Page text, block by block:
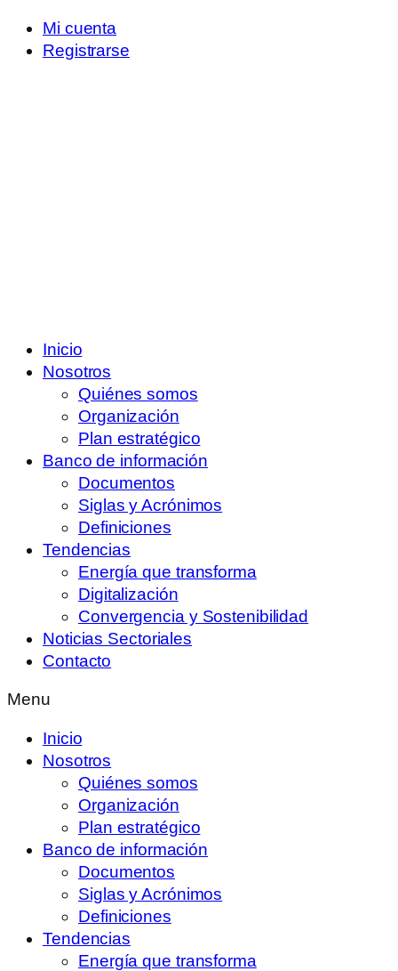
Mi cuenta
Registrarse
Inicio
Nosotros
Quiénes somos
Organización
Plan estratégico
Banco de información
Documentos
Siglas y Acrónimos
Definiciones
Tendencias
Energía que transforma
Digitalización
Convergencia y Sostenibilidad
Noticias Sectoriales
Contacto
Menu
Inicio
Nosotros
Quiénes somos
Organización
Plan estratégico
Banco de información
Documentos
Siglas y Acrónimos
Definiciones
Tendencias
Energía que transforma